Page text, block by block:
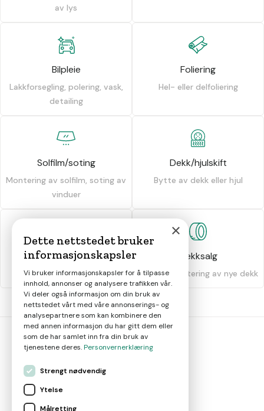
av lys
Bilpleie
Lakkforsegling, polering, vask,
detailing
Foliering
Hel- eller delfoliering
Solfilm/soting
Montering av solfilm, soting av
vinduer
Dekk/hjulskift
Bytte av dekk eller hjul
Dekkhotell
Oppbevaring av dekk
Dekksalg
Salg og montering av nye dekk
×
Dette nettstedet bruker
informasjonskapsler
Vi bruker informasjonskapsler for å tilpasse
innhold, annonser og analysere trafikken vår.
Vi deler også informasjon om din bruk av
nettstedet vårt med våre annonserings- og
analysepartnere som kan kombinere den
med annen informasjon du har gitt dem eller
som de har samlet inn fra din bruk av
tjenestene deres.Personvernerklæring
Strengt nødvendig
Ytelse
Målretting